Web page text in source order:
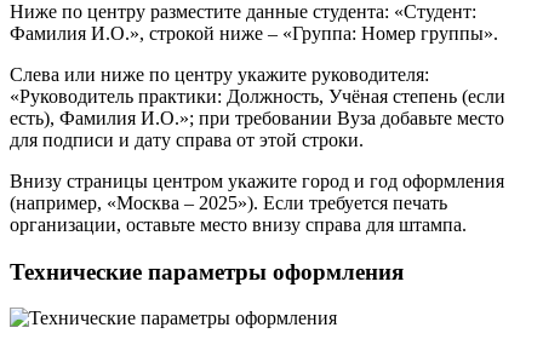
Ниже по центру разместите данные студента: «Студент:
Фамилия И.О.», строкой ниже – «Группа: Номер группы».
Слева или ниже по центру укажите руководителя:
«Руководитель практики: Должность, Учёная степень (если
есть), Фамилия И.О.»; при требовании Вуза добавьте место
для подписи и дату справа от этой строки.
Внизу страницы центром укажите город и год оформления
(например, «Москва – 2025»). Если требуется печать
организации, оставьте место внизу справа для штампа.
Технические параметры оформления